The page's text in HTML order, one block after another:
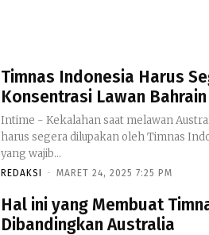
Timnas Indonesia Harus
Konsentrasi Lawan Bahrain
Intime - Kekalahan saat melawan
harus segera dilupakan oleh Timnas
yang wajib...
REDAKSI - MARET 24, 2025 7:25 PM
Hal ini yang Membuat
Dibandingkan Australia